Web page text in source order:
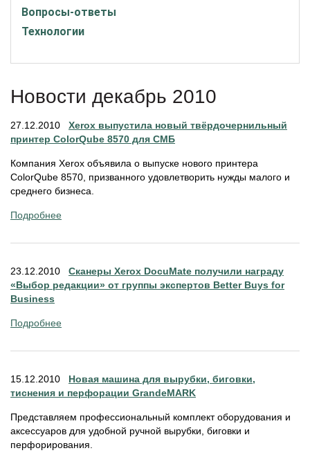
Вопросы-ответы
Технологии
Новости декабрь 2010
27.12.2010 Xerox выпустила новый твёрдочернильный
принтер ColorQube 8570 для СМБ
Компания Xerox объявила о выпуске нового принтера
ColorQube 8570, призванного удовлетворить нужды малого и
среднего бизнеса.
Подробнее
23.12.2010 Сканеры Xerox DocuMate получили награду
«Выбор редакции» от группы экспертов Better Buys for
Business
Подробнее
15.12.2010 Новая машина для вырубки, биговки,
тиснения и перфорации GrandeMARK
Представляем профессиональный комплект оборудования и
аксессуаров для удобной ручной вырубки, биговки и
перфорирования.